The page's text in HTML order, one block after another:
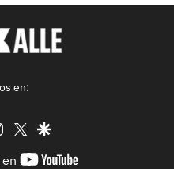
en:
instagram
twittergoogle
youtube-